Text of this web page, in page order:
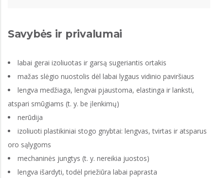
Savybės ir privalumai
labai gerai izoliuotas ir garsą sugeriantis ortakis
mažas slėgio nuostolis dėl labai lygaus vidinio paviršiaus
lengva medžiaga, lengvai pjaustoma, elastinga ir lanksti,
atspari smūgiams (t. y. be įlenkimų)
nerūdija
izoliuoti plastikiniai stogo gnybtai: lengvas, tvirtas ir atsparus
oro sąlygoms
mechaninės jungtys (t. y. nereikia juostos)
lengva išardyti, todėl priežiūra labai paprasta